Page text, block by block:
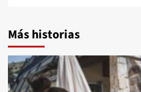
Más historias